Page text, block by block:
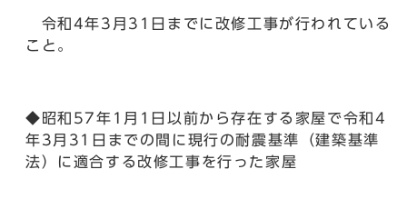
令和4年3月31日までに改修工事が行われている
こと。
◆昭和57年1月1日以前から存在する家屋で令和4
年3月31日までの間に現行の耐震基準（建築基準
法）に適合する改修工事を行った家屋